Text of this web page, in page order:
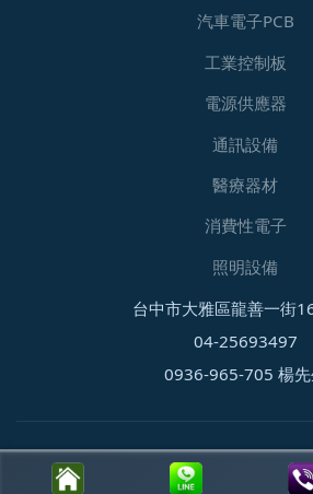
汽車電子PCB
工業控制板
電源供應器
通訊設備
醫療器材
消費性電子
照明設備
台中市大雅區龍善一街
04-25693497
0936-965-705 楊先
© 2026 台富光電